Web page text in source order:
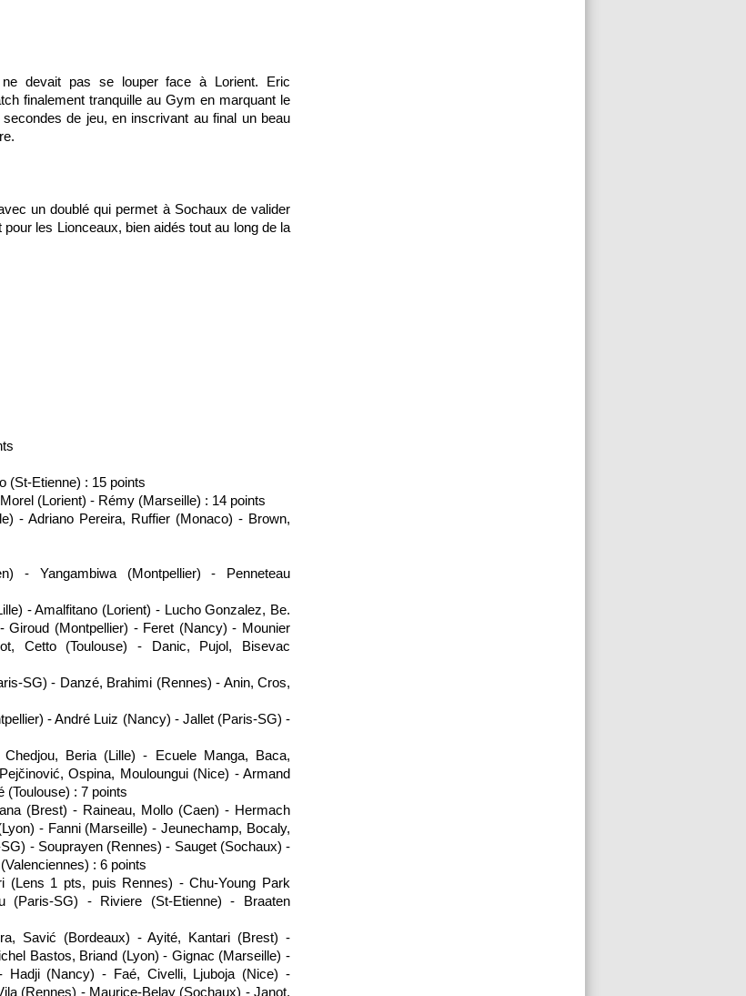
ne devait pas se louper face à Lorient. Eric
finalement tranquille au Gym en marquant le
de jeu, en inscrivant au final un beau
un doublé qui permet à Sochaux de valider
les Lionceaux, bien aidés tout au long de la
(St-Etienne) : 15 points
(Lorient) - Rémy (Marseille) : 14 points
) - Adriano Pereira, Ruffier (Monaco) - Brown,
- Yangambiwa (Montpellier) - Penneteau
) - Amalfitano (Lorient) - Lucho Gonzalez, Be.
Giroud (Montpellier) - Feret (Nancy) - Mounier
Cetto (Toulouse) - Danic, Pujol, Bisevac
-SG) - Danzé, Brahimi (Rennes) - Anin, Cros,
) - André Luiz (Nancy) - Jallet (Paris-SG) -
Beria (Lille) - Ecuele Manga, Baca,
Ospina, Mouloungui (Nice) - Armand
(Toulouse) : 7 points
(Brest) - Raineau, Mollo (Caen) - Hermach
Lyon) - Fanni (Marseille) - Jeunechamp, Bocaly,
- Souprayen (Rennes) - Sauget (Sochaux) -
: 6 points
(Lens 1 pts, puis Rennes) - Chu-Young Park
(Paris-SG) - Riviere (St-Etienne) - Braaten
Savić (Bordeaux) - Ayité, Kantari (Brest) -
Bastos, Briand (Lyon) - Gignac (Marseille) -
Hadji (Nancy) - Faé, Civelli, Ljuboja (Nice) -
(Rennes) - Maurice-Belay (Sochaux) - Janot,